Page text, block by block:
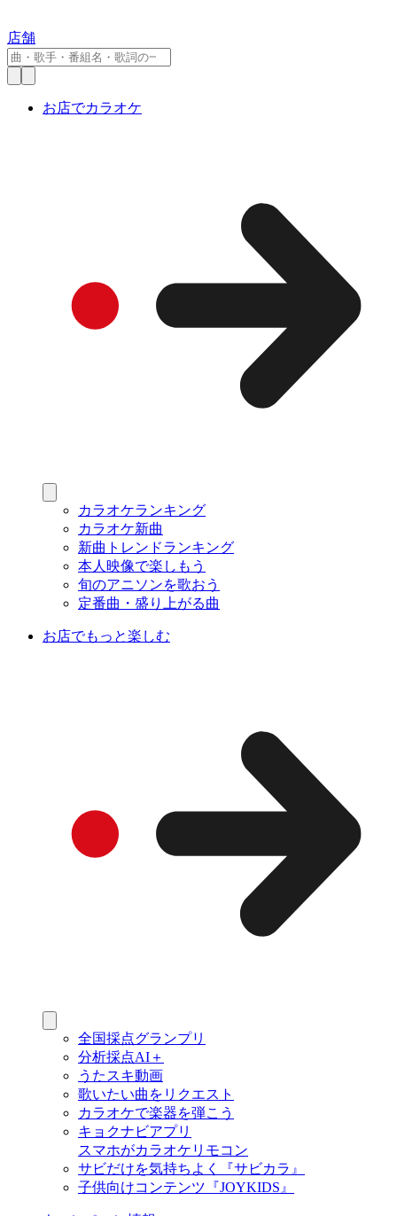
店舗
お店でカラオケ
カラオケランキング
カラオケ新曲
新曲トレンドランキング
本人映像で楽しもう
旬のアニソンを歌おう
定番曲・盛り上がる曲
お店でもっと楽しむ
全国採点グランプリ
分析採点AI＋
うたスキ動画
歌いたい曲をリクエスト
カラオケで楽器を弾こう
キョクナビアプリ
スマホがカラオケリモコン
サビだけを気持ちよく『サビカラ』
子供向けコンテンツ『JOYKIDS』